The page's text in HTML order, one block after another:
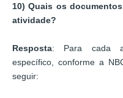
10) Quais os
atividade?
Resposta: Para cada
específico, conforme a
seguir: